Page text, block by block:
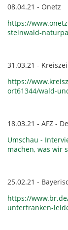
08.04.21 - Onetz
https://
steinwald-
31.03.21 -
https://
ort61344/wald-
18.03.21 - AFZ -
Umschau -
machen, was wir
25.02.21 -
https://
unterfranken-